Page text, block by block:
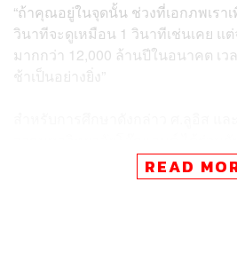
“ถ้าคุณอยู่ในจุดนั้น ช่วงที่เอกภพเราเ
วินาทีจะดูเหมือน 1 วินาทีเช่นเคย แ
มากกว่า 12,000 ล้านปีในอนาคต เว
ช้าเป็นอย่างยิ่ง”
เควซาร์ 190 แห่งที่ถูกสำรวจอย่างต่อ
20 ปี เพื่อใช้เควซาร์เป็น ‘นาฬิกา’ วั
READ